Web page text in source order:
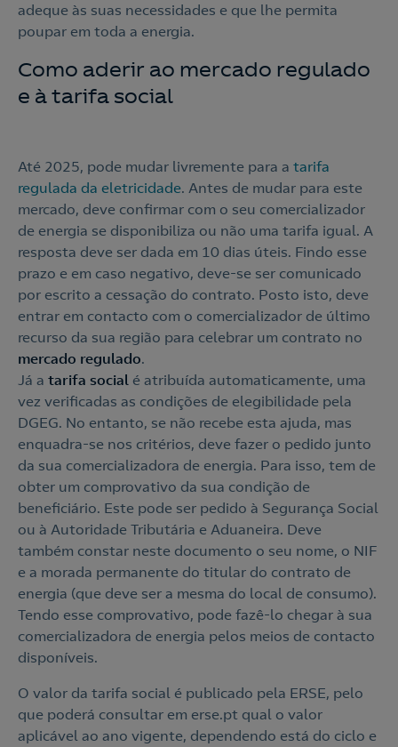
Contacte-nos
Nós ligamos!
Ao preencher este formulário, entraremos em contacto
consigo para lhe fazer chegar a nossa oferta de
Eletricidade e Gás.
Aceite aPolítica de Privacidade
Nós ligamos!
o
Contacte-nos
210 540 000
Linha de Apoio e Contratação
adeque às suas necessidades e que lhe permita
poupar em toda a energia.
Como aderir ao mercado regulado
e à tarifa social
Até 2025, pode mudar livremente para a tarifa
regulada da eletricidade. Antes de mudar para este
mercado, deve confirmar com o seu comercializador
de energia se disponibiliza ou não uma tarifa igual. A
resposta deve ser dada em 10 dias úteis. Findo esse
prazo e em caso negativo, deve-se ser comunicado
por escrito a cessação do contrato. Posto isto, deve
entrar em contacto com o comercializador de último
recurso da sua região para celebrar um contrato no
mercado regulado.
Já a tarifa social é atribuída automaticamente, uma
vez verificadas as condições de elegibilidade pela
DGEG. No entanto, se não recebe esta ajuda, mas
enquadra-se nos critérios, deve fazer o pedido junto
da sua comercializadora de energia. Para isso, tem de
obter um comprovativo da sua condição de
beneficiário. Este pode ser pedido à Segurança Social
ou à Autoridade Tributária e Aduaneira. Deve
também constar neste documento o seu nome, o NIF
e a morada permanente do titular do contrato de
energia (que deve ser a mesma do local de consumo).
Tendo esse comprovativo, pode fazê-lo chegar à sua
comercializadora de energia pelos meios de contacto
disponíveis.
O valor da tarifa social é publicado pela ERSE, pelo
que poderá consultar em erse.pt qual o valor
aplicável ao ano vigente, dependendo está do ciclo e